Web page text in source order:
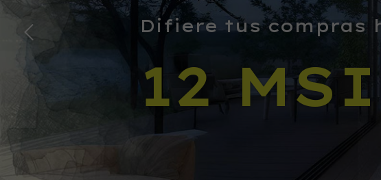
Ver más
Difiere tus compras
12 MSI
Ilumina tus